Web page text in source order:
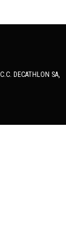
DECATHLON SA,